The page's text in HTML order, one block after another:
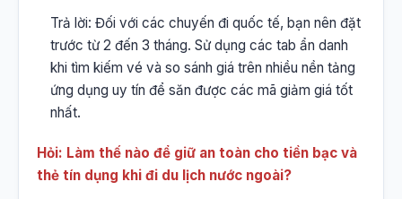
Trả lời: Đối với các chuyến đi quốc tế, bạn nên đặt
trước từ 2 đến 3 tháng. Sử dụng các tab ẩn danh
khi tìm kiếm vé và so sánh giá trên nhiều nền tảng
ứng dụng uy tín để săn được các mã giảm giá tốt
nhất.
Hỏi: Làm thế nào để giữ an toàn cho tiền bạc và
thẻ tín dụng khi đi du lịch nước ngoài?